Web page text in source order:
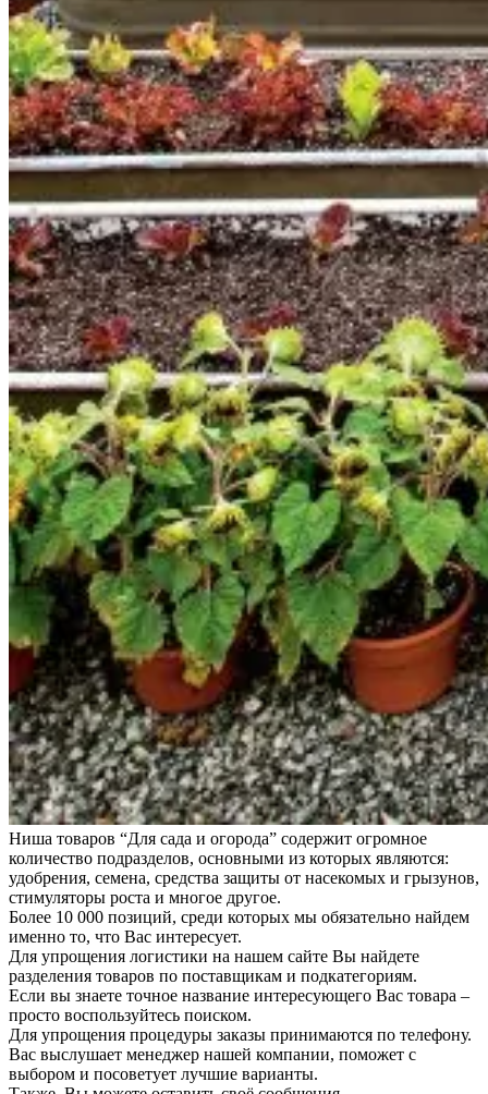
Ниша товаров “Для сада и огорода” содержит огромное
количество подразделов, основными из которых являются:
удобрения, семена, средства защиты от насекомых и грызунов,
стимуляторы роста и многое другое.
Более 10 000 позиций, среди которых мы обязательно найдем
именно то, что Вас интересует.
Для упрощения логистики на нашем сайте Вы найдете
разделения товаров по поставщикам и подкатегориям.
Если вы знаете точное название интересующего Вас товара –
просто воспользуйтесь поиском.
Для упрощения процедуры заказы принимаются по телефону.
Вас выслушает менеджер нашей компании, поможет с
выбором и посоветует лучшие варианты.